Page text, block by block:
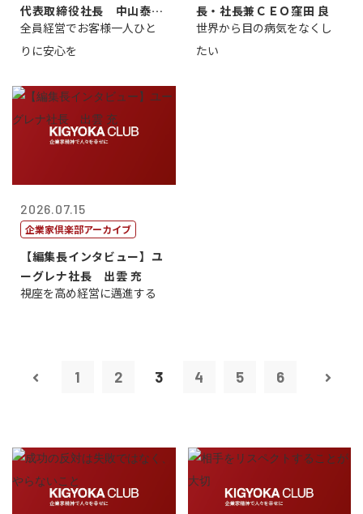
代表取締役社長 中山泰
男
全員経営でお客様一人ひと
りに安心を
長・社長兼ＣＥＯ窪田 良
世界から目の病気をなくし
たい
2026.07.15
企業家倶楽部アーカイブ
【編集長インタビュー】ユ
ーグレナ社長 出雲 充
視座を高め経営に邁進する
1 2 3 4 5 6